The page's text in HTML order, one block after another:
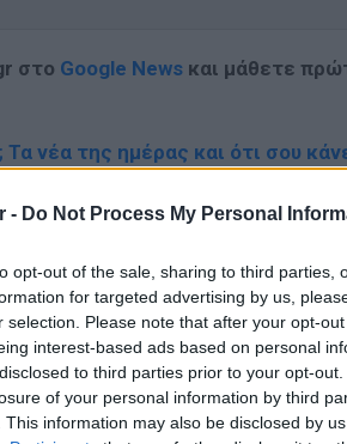
- Do Not Process My Personal
opt-out of the sale, sharing to third parties,
for targeted advertising by us,
selection. Please note that after your opt-
interest-based ads based on personal
to third parties prior to your opt-
of your personal information by third
This information may also be disclosed by
στο Google News και μάθετε
νέα της ημέρας και ότι σου
και στο Instagram